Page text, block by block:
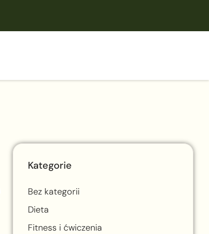
Kategorie
Bez kategorii
Dieta
Fitness i ćwiczenia